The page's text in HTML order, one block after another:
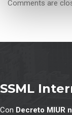
nComments are
SSML
Con Decreto MIUR